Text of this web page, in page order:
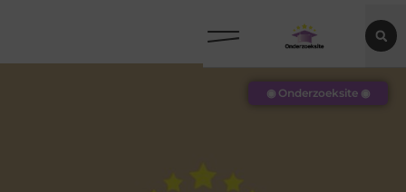
◉ Onderzoeksite ◉